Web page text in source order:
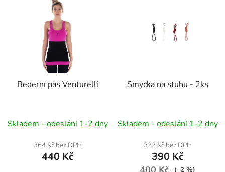
Bederní pás Venturelli
Skladem - odeslání 1-2 dny
364 Kč bez DPH
440 Kč
Smyčka na stuhu - 2ks
Skladem - odeslání 1-2 dny
322 Kč bez DPH
390 Kč
(–2 %)